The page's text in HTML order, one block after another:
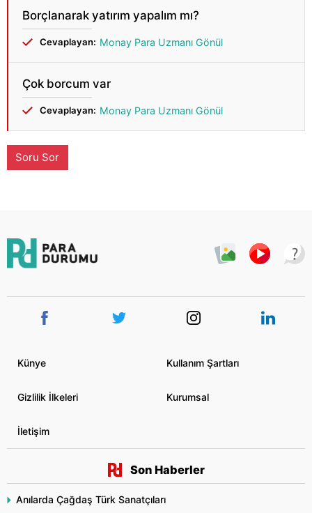
Borçlanarak yatırım yapalım mı?
Cevaplayan: Monay Para Uzmanı Gönül
Çok borcum var
Cevaplayan: Monay Para Uzmanı Gönül
Soru Sor
Künye Kullanım Şartları
Gizlilik İlkeleri Kurumsal
İletişim
Son Haberler
Anılarda Çağdaş Türk Sanatçıları